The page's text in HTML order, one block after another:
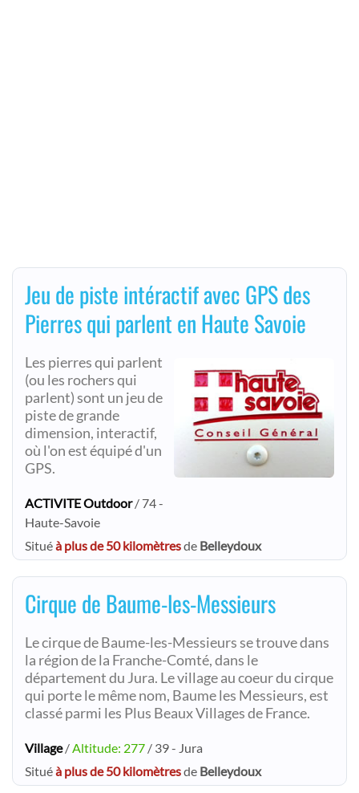
Jeu de piste intéractif avec GPS des
Pierres qui parlent en Haute Savoie
Les pierres qui parlent
(ou les rochers qui
parlent) sont un jeu de
piste de grande
dimension, interactif,
où l'on est équipé d'un
GPS.
ACTIVITE Outdoor/ 74 -
Haute-Savoie
Situéà plus de 50 kilomètresde Belleydoux
Cirque de Baume-les-Messieurs
Le cirque de Baume-les-Messieurs se trouve dans
la région de la Franche-Comté, dans le
département du Jura. Le village au coeur du cirque
qui porte le même nom, Baume les Messieurs, est
classé parmi les Plus Beaux Villages de France.
Village/ Altitude: 277 / 39 - Jura
Situéà plus de 50 kilomètresde Belleydoux